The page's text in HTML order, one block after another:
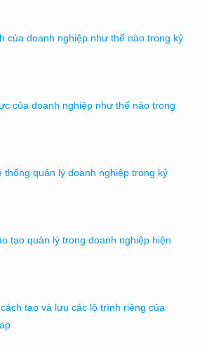
của doanh nghiệp như thế nào trong kỷ
của doanh nghiệp như thế nào trong
thống quản lý doanh nghiệp trong kỷ
tạo quản lý trong doanh nghiệp hiện
tạo và lưu các lộ trình riêng của